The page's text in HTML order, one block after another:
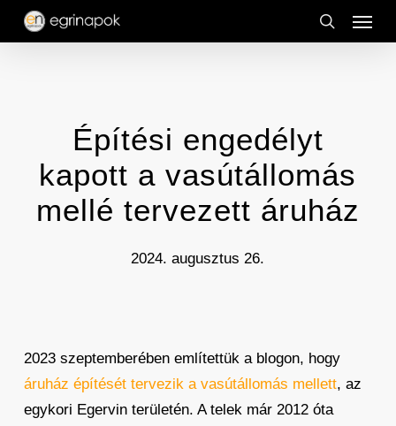
Skip
search
Menu
Építési engedélyt
kapott a vasútállomás
mellé tervezett áruház
2024. augusztus 26.
2023 szeptemberében említettük a blogon, hogy
áruház építését tervezik a vasútállomás mellett, az
egykori Egervin területén. A telek már 2012 óta